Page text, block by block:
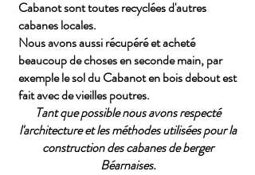
Cabanot sont toutes recyclées d'autres
cabanes locales.
Nous avons aussi récupéré et acheté
beaucoup de choses en seconde main, par
exemple le sol du Cabanot en bois debout est
fait avec de vieilles poutres.
Tant que possible nous avons respecté
l'architecture et lesméthodesutilisées pour la
construction des cabanes de berger
Béarnaises.